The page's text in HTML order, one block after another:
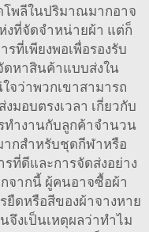
พลีในปริมาณมากอาจ
งที่จัดจำหน่ายผ้า แต่ก็
ที่เพียงพอเพื่อรองรับ
ดหาสินค้าแบบส่งใน
จว่าพวกเขาสามารถ
อบตรงเวลา เกี่ยวกับ
ทำงานกับลูกค้าจำนวน
กสำหรับชุดกีฬาหรือ
ที่ดีและการจัดส่งอย่าง
จากนี้ ผู้คนอาจซื้อผ้า
ดหรือสีของผ้าจางหาย
จึงเป็นเหตุผลว่าทำไม